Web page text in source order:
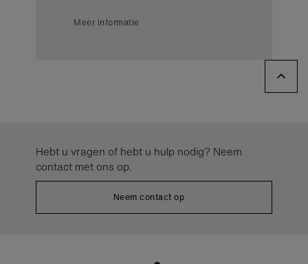
Meer informatie
Hebt u vragen of hebt u hulp nodig? Neem
contact met ons op.
Neem contact op